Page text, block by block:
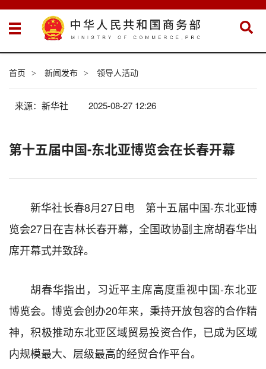
首页 > 新闻发布 > 领导人活动
来源：新华社 2025-08-27 12:26
第十五届中国-东北亚博览会在长春开幕
新华社长春8月27日电 第十五届中国-东北亚博
览会27日在吉林长春开幕，全国政协副主席胡春华出
席开幕式并致辞。
胡春华指出，习近平主席高度重视中国-东北亚
博览会。博览会创办20年来，秉持开放包容的合作精
神，积极推动东北亚区域贸易投资合作，已成为区域
内规模最大、层级最高的经贸合作平台。